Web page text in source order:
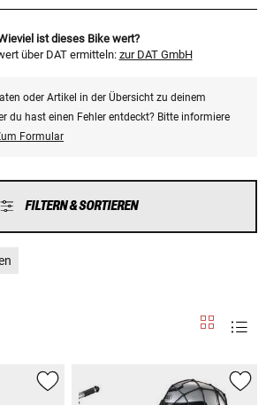
ist dieses Bike wert?
über DAT ermitteln: zur DAT GmbH
oder Artikel in der Übersicht zu deinem
du hast einen Fehler entdeckt? Bitte informiere
Formular
FILTERN & SORTIEREN